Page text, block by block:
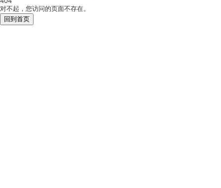
对不起，您访问的页面不存在。
回到首页